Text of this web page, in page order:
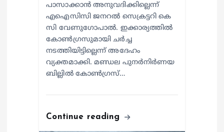
പാസാക്കാൻ അനുവദിക്കില്ലെന്ന്
എഐസിസി ജനറൽ സെക്രട്ടറി കെ
സി വേണുഗോപാൽ. ഇക്കാര്യത്തിൽ
കോൺഗ്രസുമായി ചർച്ച
നടത്തിയിട്ടില്ലെന്ന് അദേഹം
വ്യക്തമാക്കി. മണ്ഡല പുനർനിർണയ
ബില്ലിൽ കോൺഗ്രസ്…
Continue reading